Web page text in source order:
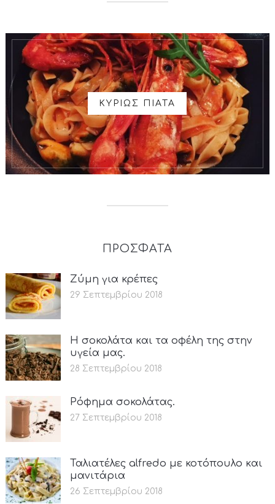
ΚΥΡΙΩΣ ΠΙΑΤΑ
ΠΡΟΣΦΑΤΑ
Ζύμη για κρέπες
29 Σεπτεμβρίου 2018
Η σοκολάτα και τα οφέλη της στην
υγεία μας.
28 Σεπτεμβρίου 2018
Ρόφημα σοκολάτας.
27 Σεπτεμβρίου 2018
Ταλιατέλες alfredo με κοτόπουλο και
μανιτάρια
26 Σεπτεμβρίου 2018